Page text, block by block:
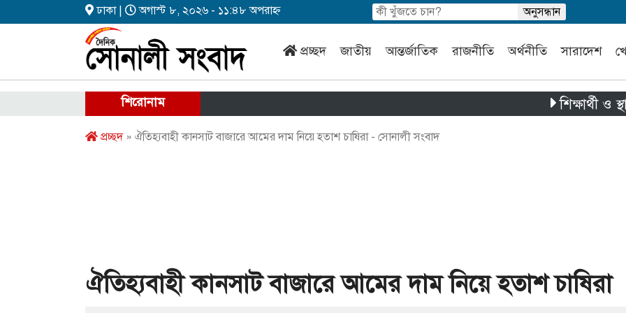
ঢাকা | অগাস্ট ৮, ২০২৬ - ১১:৪৮ অপরাহ্ন
প্রচ্ছদ জাতীয় আন্তর্জাতিক রাজনীতি অর্থনীতি সারাদেশ
শিরোনাম শিক্ষার্থী ও
প্রচ্ছদ» ঐতিহ্যবাহী কানসাট বাজারে আমের দাম নিয়ে হতাশ চাষিরা - সোনালী সংবাদ
ঐতিহ্যবাহী কানসাট বাজারে আমের দাম নিয়ে হতাশ চাষিরা